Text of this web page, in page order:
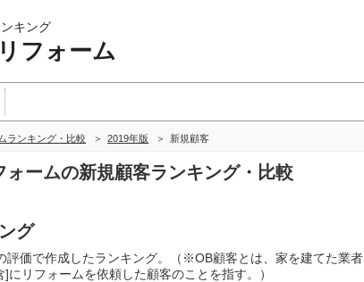
キング
フォーム
ランキング・比較 2019年版 新規顧客
ォームの新規顧客ランキング・比較
グ
評価で作成したランキング。（※OB顧客とは、家を建てた業者
リフォームを依頼した顧客のことを指す。）